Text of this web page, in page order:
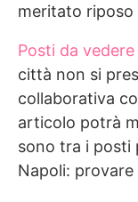
meritato riposo
Posti da
città non si
collaborativa
articolo potrà
sono tra i posti
Napoli: